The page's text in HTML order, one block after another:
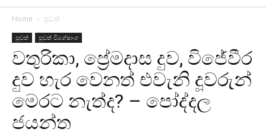
Home පුවත්
පුවත් පුවත් විශේෂාංග
වතුරිකා, ප්‍රේමදාස දුව, විජේවීර
දුව හැර වෙනත් එවැනි දූවරුන්
මෙරට නැත්ද? – පෝද්දල
ජයන්ත